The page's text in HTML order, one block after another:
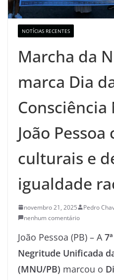
NOTÍCIAS RECENTES
Marcha da
marca Dia
Consciência
João
culturais e
igualdade
novembro 21, 2025 Pedro
nenhum comentário
João Pessoa (PB) – A
Negritude Unificada
(MNU/PB) marcou o